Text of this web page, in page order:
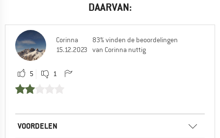
DAARVAN:
Corinna
15.12.2023
83% vinden de beoordelingen
van Corinna nuttig
5 1
VOORDELEN